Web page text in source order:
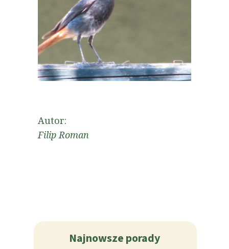
Najnowsze porady
Autor:
Filip Roman